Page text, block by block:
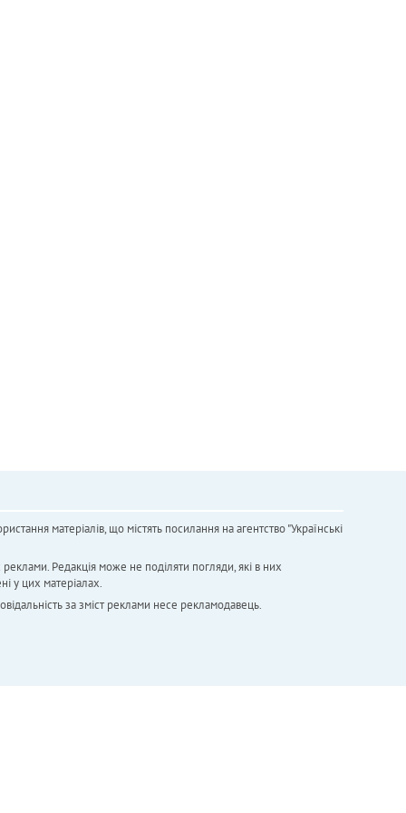
матеріалів, що містять посилання на агентство "Українськi
Редакція може не поділяти погляди, які в них
у цих матеріалах.
за зміст реклами несе рекламодавець.